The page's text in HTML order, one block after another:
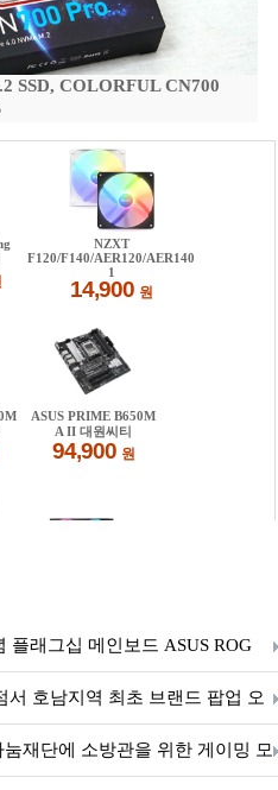
SSD, COLORFUL CN700
플래그십 메인보드 ASUS ROG
내 출시 예정
서 호남지역 최초 브랜드 팝업 오
재단에 소방관을 위한 게이밍 모